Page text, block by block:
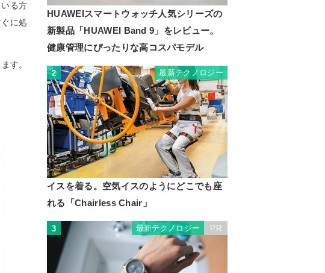
る方
に処
す。
HUAWEIスマートウォッチ人気シリーズの
新製品「HUAWEI Band 9」をレビュー。
健康管理にぴったりな高コスパモデル
2 最新テクノロジー
イスを着る。空気イスのようにどこでも座
れる「Chairless Chair」
3 最新テクノロジー PR